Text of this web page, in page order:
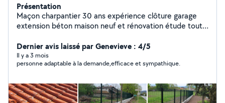
Présentation
Maçon charpantier 30 ans expérience clôture garage
extension béton maison neuf et rénovation étude tout
Dernier avis laissé par Genevieve : 4/5
Il y a 3 mois
personne adaptable à la demande,efficace et sympathique.